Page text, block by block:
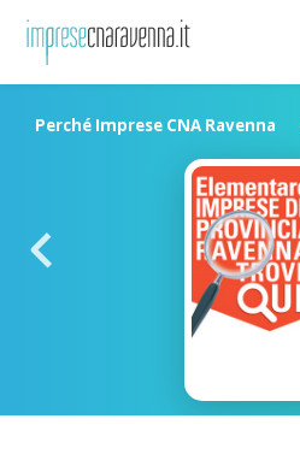
Perché Imprese CNA Ravenna